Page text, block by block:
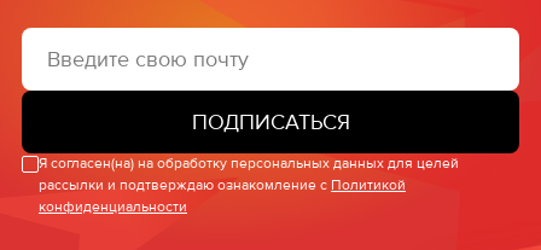
ПОДПИСАТЬСЯ
Я согласен(на) на обработку персональных данных для целей
рассылки и подтверждаю ознакомление с Политикой
конфиденциальности